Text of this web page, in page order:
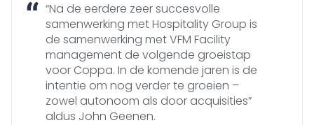
“Na de eerdere zeer succesvolle
samenwerking met Hospitality Group is
de samenwerking met VFM Facility
management de volgende groeistap
voor Coppa. In de komende jaren is de
intentie om nog verder te groeien –
zowel autonoom als door acquisities”
aldus John Geenen.